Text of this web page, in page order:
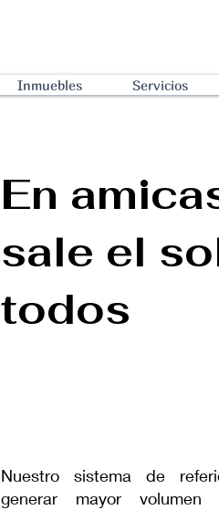
Servicios
Inmuebles
En
sale el
todos
Nuestro sistema de
generar mayor volumen